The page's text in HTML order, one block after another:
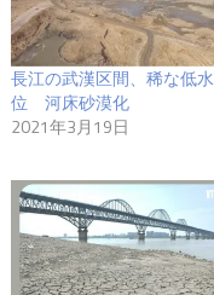
長江の武漢区間、稀な低水
位 河床砂漠化
2021年3月19日